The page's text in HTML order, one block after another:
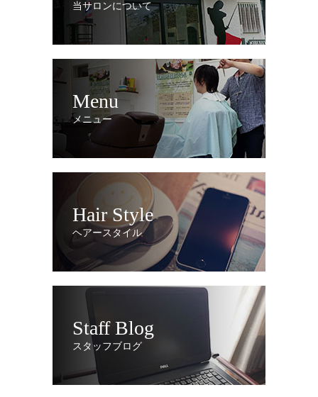
当サロンについて
Menu
メニュー
Hair Style
ヘアースタイル
Staff Blog
スタッフブログ